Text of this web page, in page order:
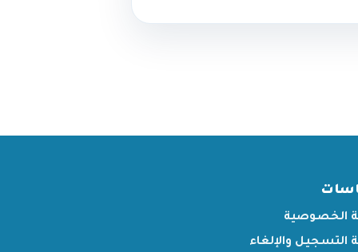
الخصوصية
والإلغاء